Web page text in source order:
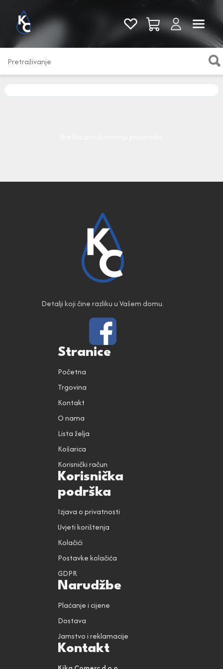
Pogledaj sve
Detalji koji čine razliku u Vašem domu.
Stranice
Početna
Trgovina
Kontakt
O nama
Lista želja
Košarica
Korisnički račun
Korisnička
podrška
Izjava o privatnosti
Uvjeti korištenja
Kolačići
Postavke kolačića
GDPR
Narudžbe
Plaćanje i cijene
Dostava
Jamstvo i reklamacije
Kontakt